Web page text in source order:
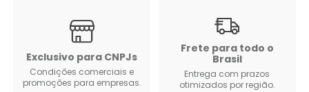
Exclusivo para CNPJs
Condições comerciais e
promoções para empresas.
Frete para todo o
Brasil
Entrega com prazos
otimizados por região.